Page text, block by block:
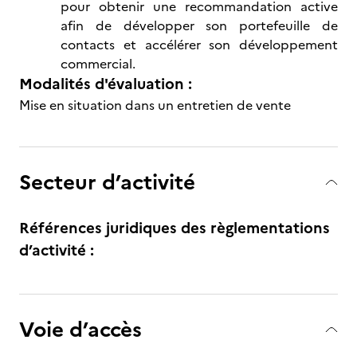
pour obtenir une recommandation active
afin de développer son portefeuille de
contacts et accélérer son développement
commercial.
Modalités d'évaluation :
Mise en situation dans un entretien de vente
Secteur d’activité
Références juridiques des règlementations
d’activité :
Voie d’accès